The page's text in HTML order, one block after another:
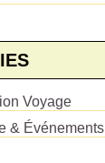
Voyage
& Événements